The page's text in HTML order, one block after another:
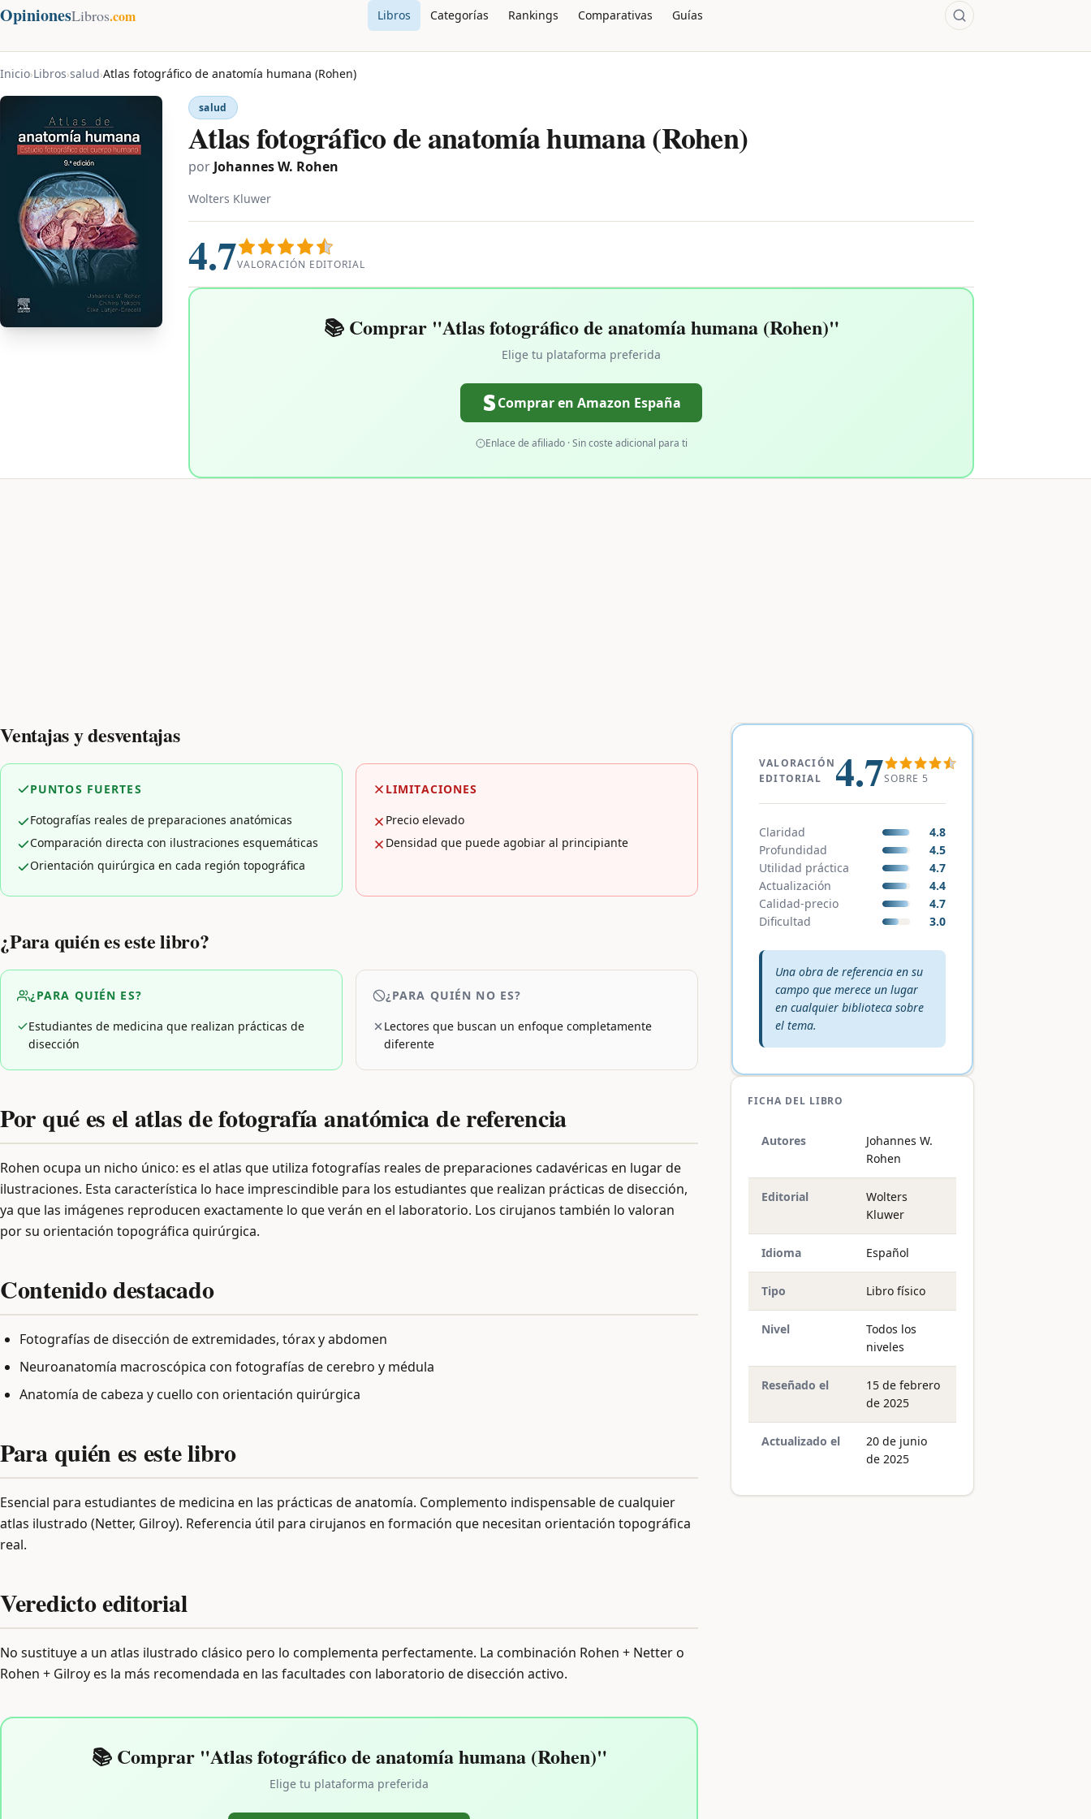
OpinionesLibros.com Libros Categorías Rankings Comparativas Guías
Inicio›Libros›salud›Atlas fotográfico de anatomía humana (Rohen)
salud
Atlas fotográfico de anatomía humana (Rohen)
por Johannes W. Rohen
Wolters Kluwer
4.7VALORACIÓN EDITORIAL
📚 Comprar "Atlas fotográfico de anatomía humana (Rohen)"
Elige tu plataforma preferida
Comprar en Amazon España
Enlace de afiliado · Sin coste adicional para ti
Ventajas y desventajas
PUNTOS FUERTES
Fotografías reales de preparaciones anatómicas
Comparación directa con ilustraciones esquemáticas
Orientación quirúrgica en cada región topográfica
LIMITACIONES
Precio elevado
Densidad que puede agobiar al principiante
¿Para quién es este libro?
¿PARA QUIÉN ES?
Estudiantes de medicina que realizan prácticas de
disección
¿PARA QUIÉN NO ES?
Lectores que buscan un enfoque completamente
diferente
Por qué es el atlas de fotografía anatómica de referencia
Rohen ocupa un nicho único: es el atlas que utiliza fotografías reales de preparaciones cadavéricas en lugar de
ilustraciones. Esta característica lo hace imprescindible para los estudiantes que realizan prácticas de disección,
ya que las imágenes reproducen exactamente lo que verán en el laboratorio. Los cirujanos también lo valoran
por su orientación topográfica quirúrgica.
Contenido destacado
Fotografías de disección de extremidades, tórax y abdomen
Neuroanatomía macroscópica con fotografías de cerebro y médula
Anatomía de cabeza y cuello con orientación quirúrgica
Para quién es este libro
Esencial para estudiantes de medicina en las prácticas de anatomía. Complemento indispensable de cualquier
atlas ilustrado (Netter, Gilroy). Referencia útil para cirujanos en formación que necesitan orientación topográfica
real.
Veredicto editorial
No sustituye a un atlas ilustrado clásico pero lo complementa perfectamente. La combinación Rohen + Netter o
Rohen + Gilroy es la más recomendada en las facultades con laboratorio de disección activo.
📚 Comprar "Atlas fotográfico de anatomía humana (Rohen)"
Elige tu plataforma preferida
VALORACIÓN
EDITORIAL
4.7SOBRE 5
Claridad
4.8
Profundidad
4.5
Utilidad práctica
4.7
Actualización
4.4
Calidad-precio
4.7
Dificultad
3.0
Veredicto editorial:
Una obra de referencia en su
campo que merece un lugar
en cualquier biblioteca sobre
el tema.
FICHA DEL LIBRO
Autores
Johannes W.
Rohen
Editorial
Wolters
Kluwer
Idioma Español
Tipo Libro físico
Nivel
Todos los
niveles
Reseñado el
15 de febrero
de 2025
Actualizado el
20 de junio
de 2025